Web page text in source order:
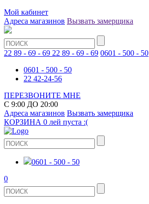
Мой кабинет
Адреса магазинов Вызвать замерщика
22 89 - 69 - 69 22 89 - 69 - 69 0601 - 500 - 50
0601 - 500 - 50
22 42-24-56
ПЕРЕЗВОНИТЕ МНЕ
С 9:00 ДО 20:00
Адреса магазинов Вызвать замерщика
КОРЗИНА 0 лей пуста :(
0601 - 500 - 50
0